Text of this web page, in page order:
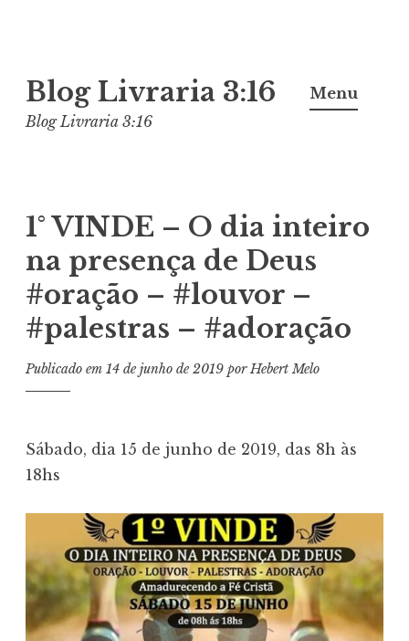
para
o
Blog Livraria 3:16
Blog Livraria 3:16
Menu
1° VINDE – O dia inteiro
na presença de Deus
#oração – #louvor –
#palestras – #adoração
Publicado em 14 de junho de 2019 porHebert Melo
Sábado, dia 15 de junho de 2019, das 8h às
18hs